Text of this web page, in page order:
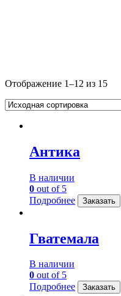
Отображение 1–12 из 15
Антика
В наличии
0 out of 5
Подробнее
Заказать
Гватемала
В наличии
0 out of 5
Подробнее
Заказать